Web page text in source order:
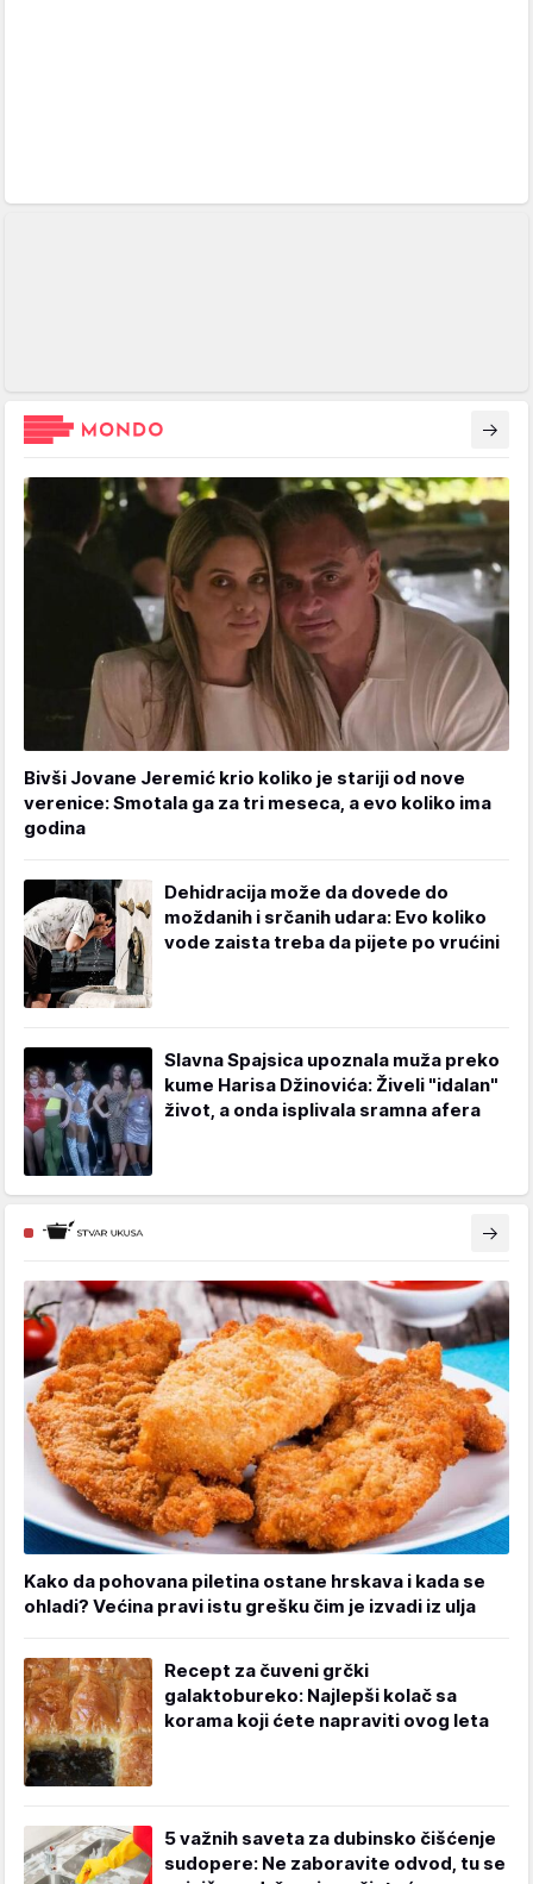
Bivši Jovane Jeremić krio koliko je stariji od nove
verenice: Smotala ga za tri meseca, a evo koliko ima
godina
Dehidracija može da dovede do
moždanih i srčanih udara: Evo koliko
vode zaista treba da pijete po vrućini
Slavna Spajsica upoznala muža preko
kume Harisa Džinovića: Živeli "idalan"
život, a onda isplivala sramna afera
Kako da pohovana piletina ostane hrskava i kada se
ohladi? Većina pravi istu grešku čim je izvadi iz ulja
Recept za čuveni grčki
galaktobureko: Najlepši kolač sa
korama koji ćete napraviti ovog leta
5 važnih saveta za dubinsko čišćenje
sudopere: Ne zaboravite odvod, tu se